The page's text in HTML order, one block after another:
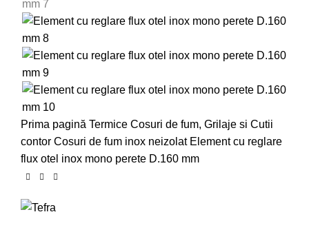
Prima pagină Termice Cosuri de fum, Grilaje si Cutii
contor Cosuri de fum inox neizolat Element cu reglare
flux otel inox mono perete D.160 mm